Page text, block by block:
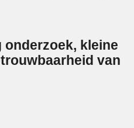
kleine
van